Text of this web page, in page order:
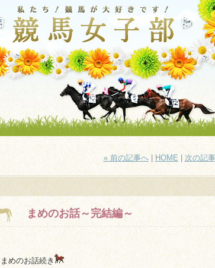
« 前の記事へ| HOME| 次の記
まめのお話～完結編～
まめのお話続き